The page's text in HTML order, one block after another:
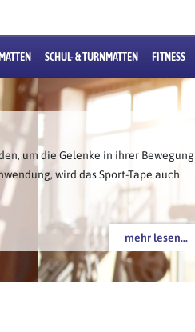
SCHUL- & TURNMATTEN FITNESS
um die Gelenke in ihrer Bewegung
wird das Sport-Tape auch
mehr lesen...